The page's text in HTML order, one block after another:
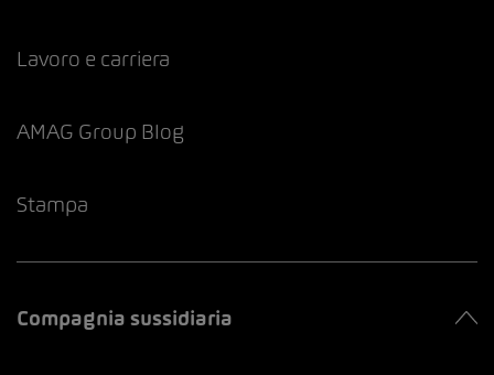
Lavoro e carriera
AMAG Group Blog
Stampa
Compagnia sussidiaria